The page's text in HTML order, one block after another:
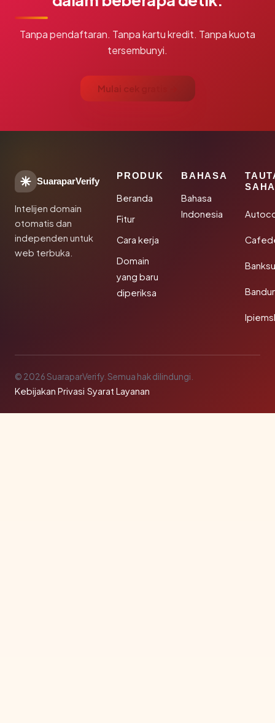
Tanpa pendaftaran. Tanpa kartu kredit. Tanpa kuota
tersembunyi.
Mulai cek gratis →
SuaraparVerify
Intelijen domain
otomatis dan
independen untuk
web terbuka.
PRODUK
Beranda
Fitur
Cara kerja
Domain
yang baru
diperiksa
BAHASA
Bahasa
Indonesia
© 2026 SuaraparVerify. Semua hak dilindungi.
Kebijakan Privasi·Syarat Layanan